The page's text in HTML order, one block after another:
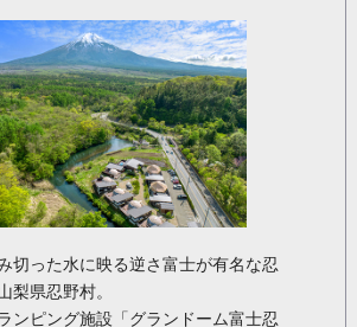
切った水に映る逆さ富士が有名な忍
梨県忍野村。
ンピング施設「グランドーム富士忍